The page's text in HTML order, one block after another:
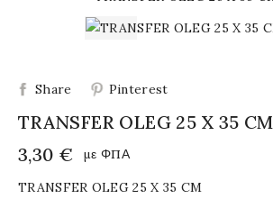
Share Pinterest
TRANSFER OLEG 25 X 35 CM
3,30 €
με ΦΠΑ
TRANSFER OLEG 25 X 35 CM